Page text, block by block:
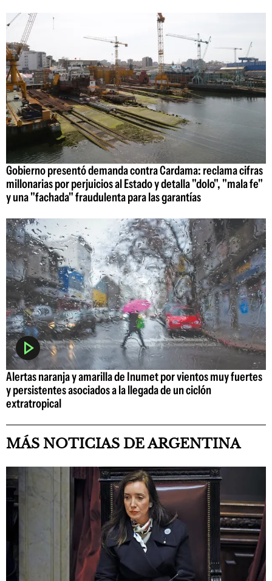
Gobierno presentó demanda contra Cardama: reclama cifras
millonarias por perjuicios al Estado y detalla "dolo", "mala fe"
y una "fachada" fraudulenta para las garantías
Alertas naranja y amarilla de Inumet por vientos muy fuertes
y persistentes asociados a la llegada de un ciclón
extratropical
MÁS NOTICIAS DE ARGENTINA